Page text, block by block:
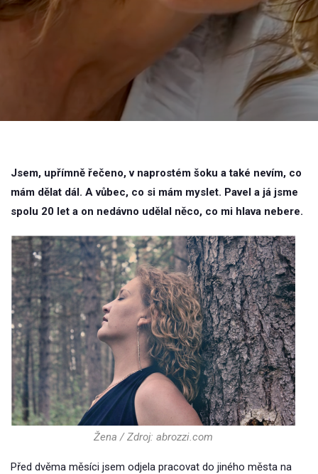
Jsem, upřímně řečeno, v naprostém šoku a také nevím, co
mám dělat dál. A vůbec, co si mám myslet. Pavel a já jsme
spolu 20 let a on nedávno udělal něco, co mi hlava nebere.
Žena / Zdroj: abrozzi.com
Před dvěma měsíci jsem odjela pracovat do jiného města na